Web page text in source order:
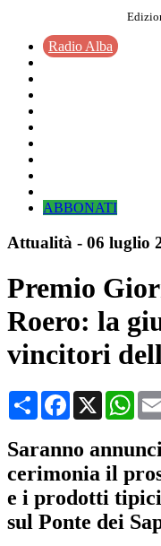
Radio Alba
ABBONATI
Attualità - 06 luglio
Premio
Roero: la
vincitori
CondividiFacebook
X
Saranno
cerimonia il
e i prodotti
sul Ponte dei